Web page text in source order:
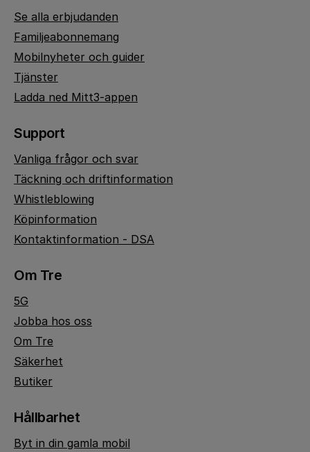
Se alla erbjudanden
Familjeabonnemang
Mobilnyheter och guider
Tjänster
Ladda ned Mitt3-appen
Support
Vanliga frågor och svar
Täckning och driftinformation
Whistleblowing
Köpinformation
Kontaktinformation - DSA
Om Tre
5G
Jobba hos oss
Om Tre
Säkerhet
Butiker
Hållbarhet
Byt in din gamla mobil